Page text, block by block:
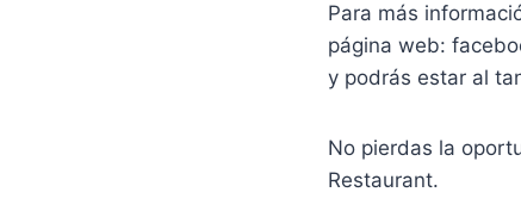
Para más
página web:
y podrás estar al
No pierdas la
Restaurant.